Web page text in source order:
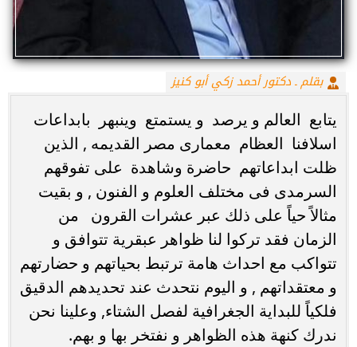
بقلم ـ دكتور أحمد زكي أبو كنيز
يتابع العالم و يرصد و يستمتع وينبهر بابداعات
اسلافنا العظام معمارى مصر القديمه , الذين
ظلت ابداعاتهم حاضرة وشاهدة على تفوقهم
السرمدى فى مختلف العلوم و الفنون , و بقيت
مثالاً حياً على ذلك عبر عشرات القرون من
الزمان فقد تركوا لنا ظواهر عبقرية تتوافق و
تتواكب مع احداث هامة ترتبط بحياتهم و حضارتهم
و معتقداتهم , و اليوم نتحدث عند تحديدهم الدقيق
فلكياً للبداية الجغرافية لفصل الشتاء, وعلينا نحن
ندرك كنهة هذه الظواهر و نفتخر بها و بهم.